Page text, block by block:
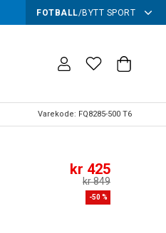
FOTBALL/BYTT SPORT
Varekode: FQ8285-500 T6
-50 %
kr 425
kr 849